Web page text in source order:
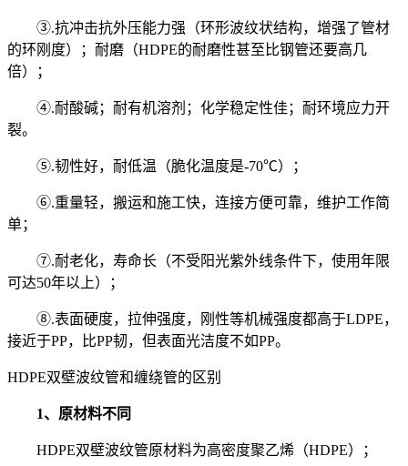
③.抗冲击抗外压能力强（环形波纹状结构，增强了管材
的环刚度）；耐磨（HDPE的耐磨性甚至比钢管还要高几
倍）；
④.耐酸碱；耐有机溶剂；化学稳定性佳；耐环境应力开
裂。
⑤.韧性好，耐低温（脆化温度是-70℃）；
⑥.重量轻，搬运和施工快，连接方便可靠，维护工作简
单；
⑦.耐老化，寿命长（不受阳光紫外线条件下，使用年限
可达50年以上）；
⑧.表面硬度，拉伸强度，刚性等机械强度都高于LDPE，
接近于PP，比PP韧，但表面光洁度不如PP。
HDPE双壁波纹管和缠绕管的区别
1、 原材料不同
HDPE双壁波纹管原材料为高密度聚乙烯（HDPE）；